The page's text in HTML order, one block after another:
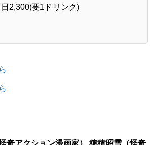
2,300(要1ドリンク)
奇アクション漫画家） 穂積昭雪（怪奇